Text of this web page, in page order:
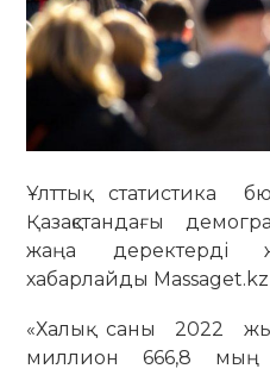
Ұлттық статистика
Қазақстандағы
жаңа
хабарлайды Massaget.kz
«Халық саны 2022
миллион 666,8